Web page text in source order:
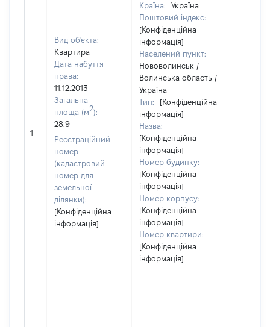
1
Вид об'єкта:
Квартира
Дата набуття
права:
11.12.2013
Загальна
площа (м2):
28.9
Реєстраційний
номер
(кадастровий
номер для
земельної
ділянки):
[Конфіденційна
інформація]
Країна:
Україна
Поштовий індекс:
[Конфіденційна
інформація]
Населений пункт:
Нововолинськ /
Волинська область /
Україна
Тип:
[Конфіденційна
інформація]
Назва:
[Конфіденційна
інформація]
Номер будинку:
[Конфіденційна
інформація]
Номер корпусу:
[Конфіденційна
інформація]
Номер квартири:
[Конфіденційна
інформація]